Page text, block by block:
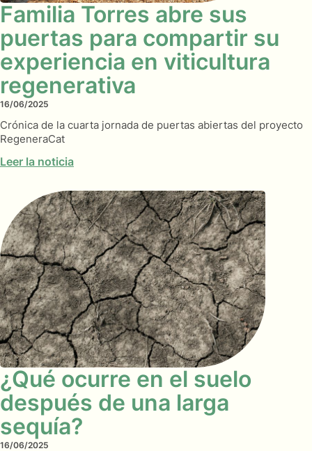
Familia Torres abre sus
puertas para compartir su
experiencia en viticultura
regenerativa
16/06/2025
Crónica de la cuarta jornada de puertas abiertas del proyecto
RegeneraCat
Leer la noticia
¿Qué ocurre en el suelo
después de una larga
sequía?
16/06/2025